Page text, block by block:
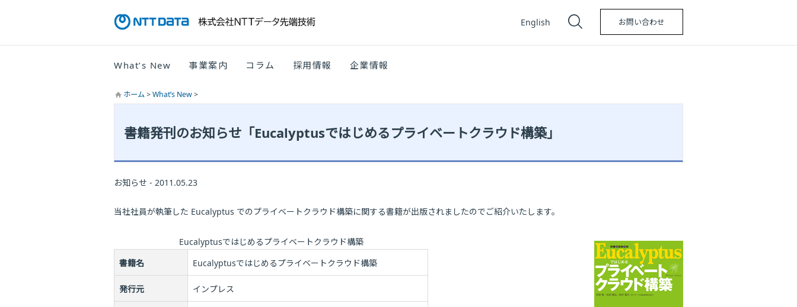
English お問い合わせ
What’s New 事業案内 コラム 採用情報 企業情報
ホーム>What’s New>
書籍発刊のお知らせ「Eucalyptusではじめるプライベートクラウド構築」
お知らせ - 2011.05.23
当社社員が執筆した Eucalyptus でのプライベートクラウド構築に関する書籍が出版されましたのでご紹介いたします。
Eucalyptusではじめるプライベートクラウド構築
書籍名
Eucalyptusではじめるプライベートクラウド構築
発行元 インプレス